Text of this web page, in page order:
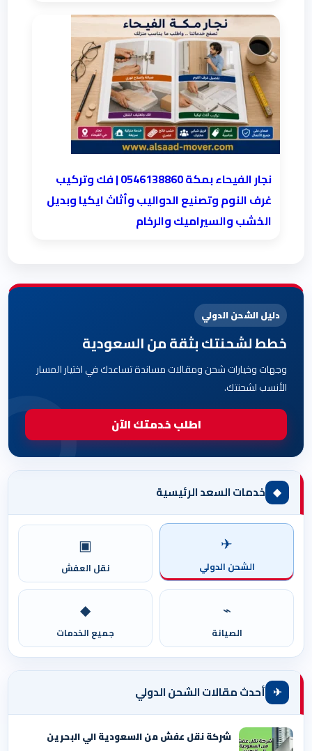
نجار الفيحاء بمكة 0546138860⁩ | فك وتركيب
غرف النوم وتصنيع الدواليب وأثاث ايكيا وبديل
الخشب والسيراميك والرخام
دليل الشحن الدولي
خطط لشحنتك بثقة من السعودية
وجهات وخيارات شحن ومقالات مساندة تساعدك في اختيار المسار
الأنسب لشحنتك.
اطلب خدمتك الآن
◆ خدمات السعد الرئيسية
✈
الشحن الدولي
▣
نقل العفش
⌁
الصيانة
◆
جميع الخدمات
✈ أحدث مقالات الشحن الدولي
شركة نقل عفش من السعودية الي البحرين